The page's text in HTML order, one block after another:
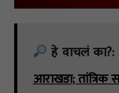
हे वाचलं का?:
आराखडा; तांत्रिक